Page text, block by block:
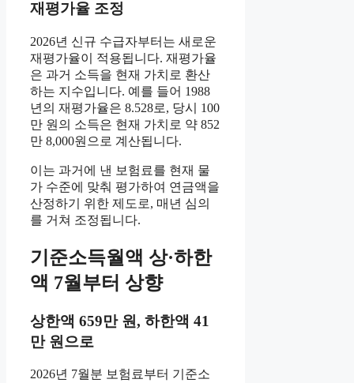
재평가율 조정
2026년 신규 수급자부터는 새로운
재평가율이 적용됩니다. 재평가율
은 과거 소득을 현재 가치로 환산
하는 지수입니다. 예를 들어 1988
년의 재평가율은 8.528로, 당시 100
만 원의 소득은 현재 가치로 약 852
만 8,000원으로 계산됩니다.
이는 과거에 낸 보험료를 현재 물
가 수준에 맞춰 평가하여 연금액을
산정하기 위한 제도로, 매년 심의
를 거쳐 조정됩니다.
기준소득월액 상·하한
액 7월부터 상향
상한액 659만 원, 하한액 41
만 원으로
2026년 7월분 보험료부터 기준소